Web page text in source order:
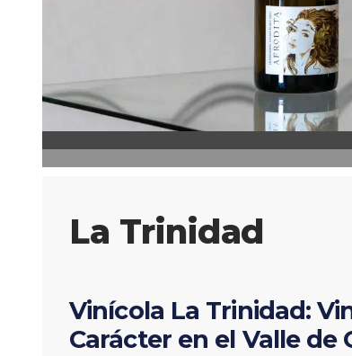
La Trinidad
Vinícola La Trinidad:
Carácter en el Valle de